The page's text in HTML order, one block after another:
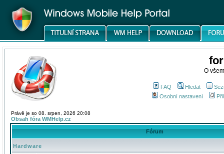
O
FAQ Hledat
Osobní nastavení
Právě je so 08. srpen, 2026 20:08
Obsah fóra WMHelp.cz
Fórum
Hardware